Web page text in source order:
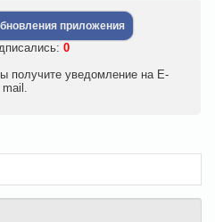
приложения
0
получите уведомление на E-
mail.